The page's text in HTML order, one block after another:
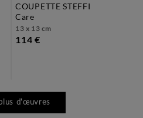
COUPETTE STEFFI
care
13 x 13 cm
114 €
d'œuvres